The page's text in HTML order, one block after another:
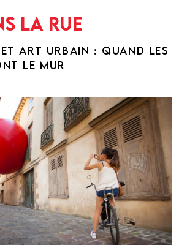
la rue
ART URBAIN : QUAND LES
LE MUR